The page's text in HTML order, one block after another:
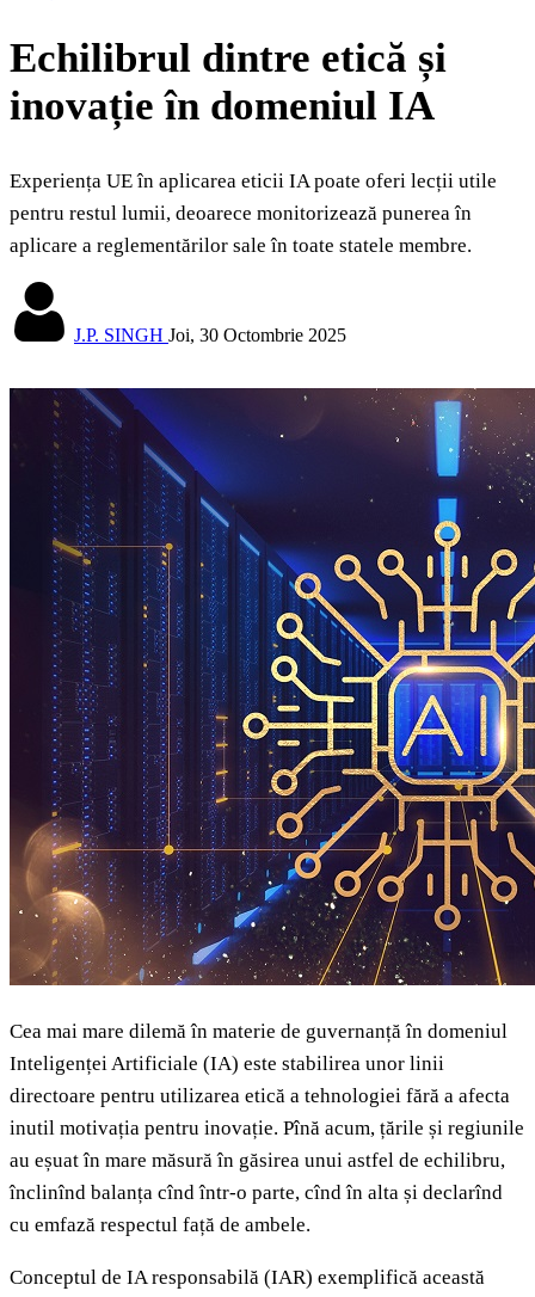
Echilibrul dintre etică și
inovație în domeniul IA
Experiența UE în aplicarea eticii IA poate oferi lecții utile
pentru restul lumii, deoarece monitorizează punerea în
aplicare a reglementărilor sale în toate statele membre.
J.P. SINGH Joi, 30 Octombrie 2025
Cea mai mare dilemă în materie de guvernanță în domeniul
Inteligenței Artificiale (IA) este stabilirea unor linii
directoare pentru utilizarea etică a tehnologiei fără a afecta
inutil motivația pentru inovație. Pînă acum, țările și regiunile
au eșuat în mare măsură în găsirea unui astfel de echilibru,
înclinînd balanța cînd într-o parte, cînd în alta și declarînd
cu emfază respectul față de ambele.
Conceptul de IA responsabilă (IAR) exemplifică această